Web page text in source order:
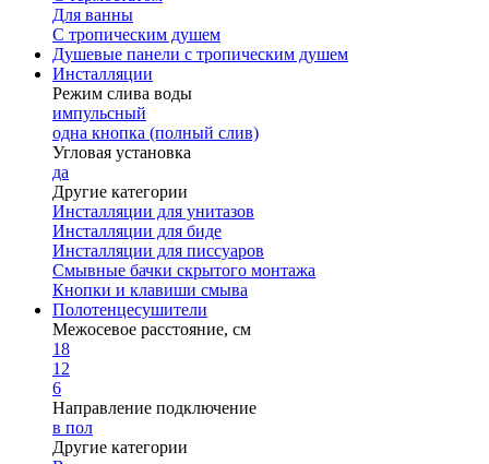
Для ванны
С тропическим душем
Душевые панели с тропическим душем
Инсталляции
Режим слива воды
импульсный
одна кнопка (полный слив)
Угловая установка
да
Другие категории
Инсталляции для унитазов
Инсталляции для биде
Инсталляции для писсуаров
Смывные бачки скрытого монтажа
Кнопки и клавиши смыва
Полотенцесушители
Межосевое расстояние, см
18
12
6
Направление подключение
в пол
Другие категории